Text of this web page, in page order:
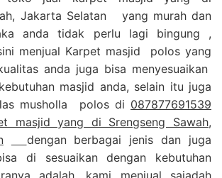
Jakarta Selatan yang murah dan
anda tidak perlu lagi bingung ,
menjual Karpet masjid polos yang
anda juga bisa menyesuaikan
masjid anda, selain itu juga
musholla polos di 087877691539
masjid yang di Srengseng Sawah,
dengan berbagai jenis dan juga
di sesuaikan dengan kebutuhan
adalah, kami menjual sajadah